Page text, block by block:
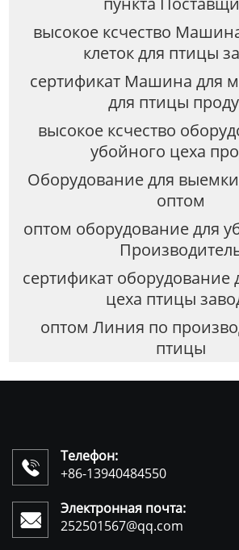
высокое ксчество
клеток для птицы
сертификат Машина для
для птицы
высокое ксчество
убойного цеха
Оборудование для
оптом
оптом оборудование для
сертификат оборудование
цеха птицы
оптом Линия по
птицы

Телефон:
+86-13940484550

Электронная почта:
252501567@qq.com